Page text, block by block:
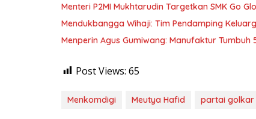
Menteri P2MI Mukhtarudin Targetkan SMK Go
Mendukbangga Wihaji: Tim Pendamping
Menperin Agus Gumiwang: Manufaktur
Post Views: 65
Menkomdigi Meutya Hafid partai golkar